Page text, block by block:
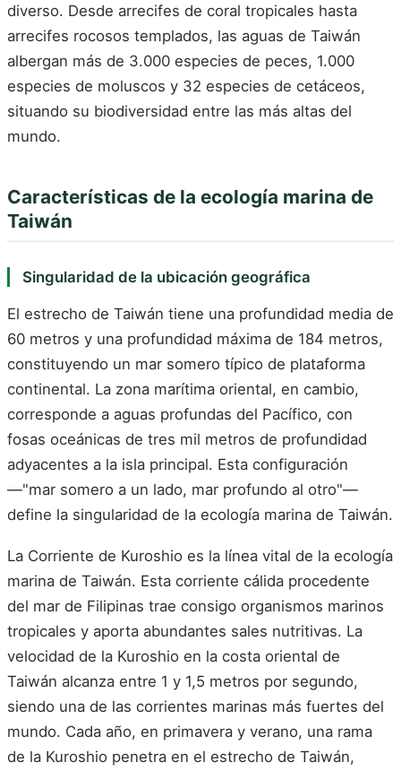
diverso. Desde arrecifes de coral tropicales hasta
arrecifes rocosos templados, las aguas de Taiwán
albergan más de 3.000 especies de peces, 1.000
especies de moluscos y 32 especies de cetáceos,
situando su biodiversidad entre las más altas del
mundo.
Características de la ecología marina de
Taiwán
Singularidad de la ubicación geográfica
El estrecho de Taiwán tiene una profundidad media de
60 metros y una profundidad máxima de 184 metros,
constituyendo un mar somero típico de plataforma
continental. La zona marítima oriental, en cambio,
corresponde a aguas profundas del Pacífico, con
fosas oceánicas de tres mil metros de profundidad
adyacentes a la isla principal. Esta configuración
—"mar somero a un lado, mar profundo al otro"—
define la singularidad de la ecología marina de Taiwán.
La Corriente de Kuroshio es la línea vital de la ecología
marina de Taiwán. Esta corriente cálida procedente
del mar de Filipinas trae consigo organismos marinos
tropicales y aporta abundantes sales nutritivas. La
velocidad de la Kuroshio en la costa oriental de
Taiwán alcanza entre 1 y 1,5 metros por segundo,
siendo una de las corrientes marinas más fuertes del
mundo. Cada año, en primavera y verano, una rama
de la Kuroshio penetra en el estrecho de Taiwán,